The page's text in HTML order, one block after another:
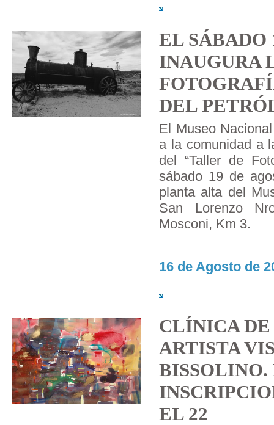
EL SÁBADO
INAUGURA
DEL
El Museo
a la comunidad a
del “Taller de
sábado 19 de
planta alta del
San Lorenzo
Mosconi, Km 3.
16 de Agosto de
CLÍNICA
ARTISTA
BISSOLINO.
EL 22